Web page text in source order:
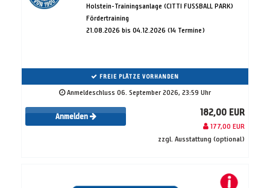
Holstein-Trainingsanlage (CITTI FUSSBALL PARK)
Fördertraining
21.08.2026 bis 04.12.2026 (14 Termine)
FREIE PLÄTZE VORHANDEN
Anmeldeschluss 06. September 2026, 23:59 Uhr
Anmelden 182,00 EUR
177,00 EUR
zzgl. Ausstattung (optional)